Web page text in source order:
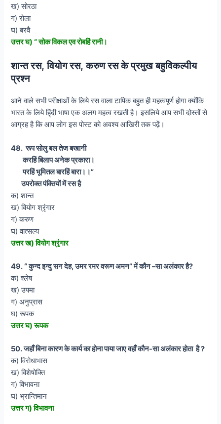
ख) सोरठा
ग) रोला
घ) बरवै
उत्तर घ) “ सोक विकल एव रोबहिं रानी।
शान्त रस, वियोग रस, करुण रस के प्रमुख बहुविकल्पीय
प्रश्न
आने वाले सभी परीक्षाओं के लिये रस वाला टापिक बहुत ही महत्वपूर्ण होगा क्योंकि
भारत के लिये हि्ंदी भाषा एक अलग महत्व रखती है। इसलिये आप सभी दोस्तों से
आग्रह है कि आप लोग इस पोस्ट को अवश्य आखिरी तक पढ़ें।
48. रूप सोलु बल तेज बखानी
करहिं बिलाप अनेक प्रकारा।
परहिं भूमितल बारहिं बारा।।”
उपरोक्त पंक्तियों में रस है
क) शान्त
ख) वियोग श्रृंगार
ग) करुण
घ) वात्सल्य
उत्तर ख) वियोग श्रृंगार
49. “ कुन्द इन्दु सन देह, उमर रमर वरूण अमन” में कौन –सा अलंकार है?
क) श्लेष
ख) उपमा
ग) अनुप्रास
घ) रूपक
उत्तर घ) रूपक
50. जहाँ बिना कारण के कार्य का होना पाया जाए वहाँ कौन-सा अलंकार होता है ?
क) विरोधाभास
ख) विशेषोक्ति
ग) विभावना
घ) भ्रान्तिमान
उत्तर ग) विभावना